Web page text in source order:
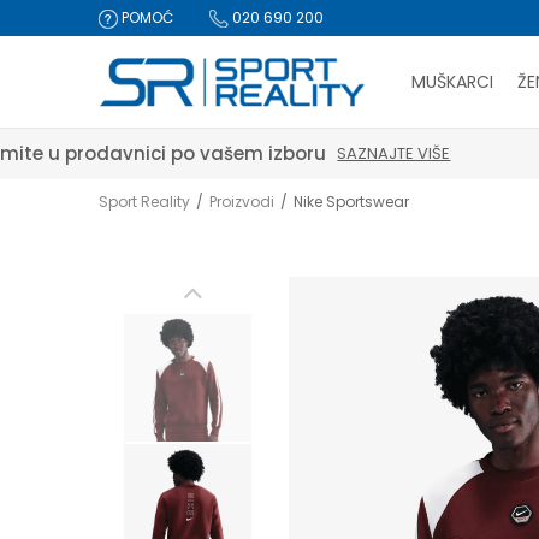
POMOĆ 020 690 200
MUŠKARCI
Sport Reality Proizvodi Nike Sportswear